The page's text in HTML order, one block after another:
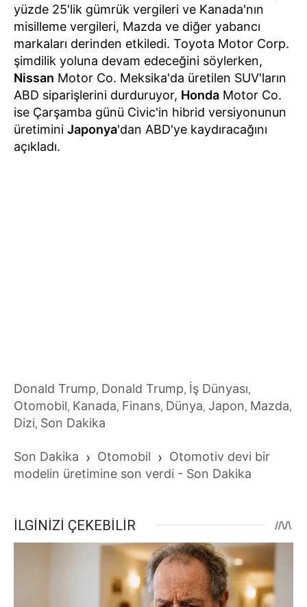
yüzde 25'lik gümrük vergileri ve Kanada'nın
misilleme vergileri, Mazda ve diğer yabancı
markaları derinden etkiledi. Toyota Motor Corp.
şimdilik yoluna devam edeceğini söylerken,
Nissan Motor Co. Meksika'da üretilen SUV'ların
ABD siparişlerini durduruyor, Honda Motor Co.
ise Çarşamba günü Civic'in hibrid versiyonunun
üretimini Japonya'dan ABD'ye kaydıracağını
açıkladı.
Donald Trump, Donald Trump, İş Dünyası,
Otomobil, Kanada, Finans, Dünya, Japon, Mazda,
Dizi, Son Dakika
Son Dakika › Otomobil › Otomotiv devi bir
modelin üretimine son verdi - Son Dakika